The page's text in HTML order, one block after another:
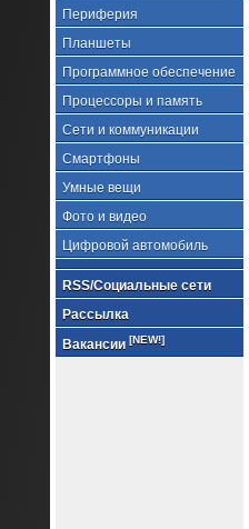
Периферия
Планшеты
Программное обеспечение
Процессоры и память
Сети и коммуникации
Смартфоны
Умные вещи
Фото и видео
Цифровой автомобиль
RSS/Социальные сети
Рассылка
Вакансии [NEW!]